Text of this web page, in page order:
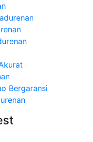
Bergaransi